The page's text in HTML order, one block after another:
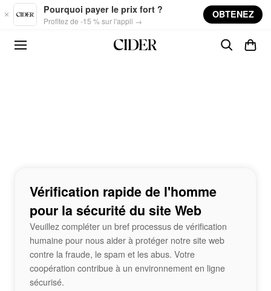
Skip to main content
Pourquoi payer le prix fort ?
Profitez de -15 % sur l'appli →
OBTENEZ
Vérification rapide de l'homme
pour la sécurité du site Web
Veuillez compléter un bref processus de vérification
humaine pour nous aider à protéger notre site web
contre la fraude, le spam et les abus. Votre
coopération contribue à un environnement en ligne
sécurisé.